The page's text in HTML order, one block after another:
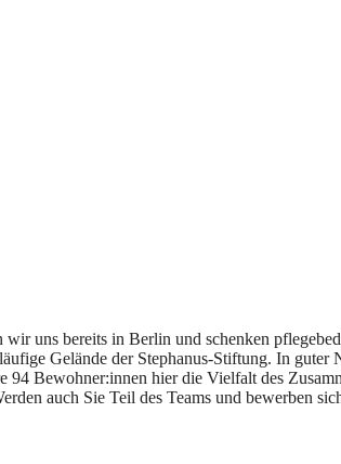
uns bereits in Berlin und schenken
Gelände der Stephanus-Stiftung. In
94 Bewohner:innen hier die Vielfalt des
auch Sie Teil des Teams und bewerben